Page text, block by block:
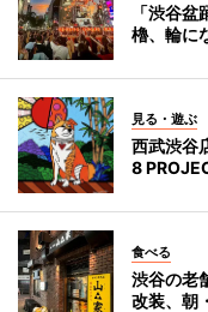
「渋谷
櫓、輪に
見る・遊ぶ
西武渋谷
8
食べる
渋谷の老
改装、朝